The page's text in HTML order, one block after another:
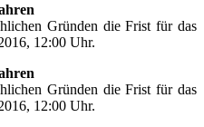
Gründen die Frist für das
12:00 Uhr.
Gründen die Frist für das
12:00 Uhr.